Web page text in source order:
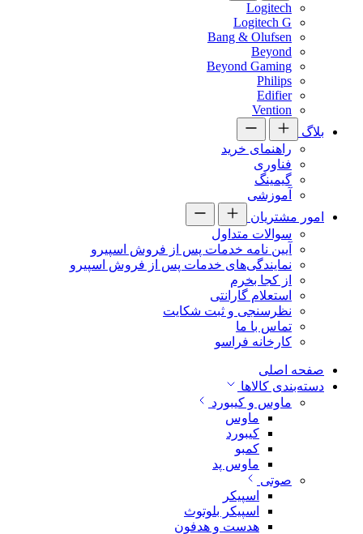
Logitech
Logitech G
Bang & Olufsen
Beyond
Beyond Gaming
Philips
Edifier
Vention
بلاگ
راهنمای خرید
فناوری
گیمینگ
آموزشی
امور مشتریان
سوالات متداول
آیین نامه خدمات پس از فروش اسپیرو
نمایندگی‌های خدمات پس از فروش اسپیرو
از کجا بخرم
استعلام گارانتی
نظرسنجی و ثبت شکایت
تماس با ما
کارخانه فراسو
صفحه اصلی
دسته‌بندی کالاها
ماوس و کیبورد
ماوس
کیبورد
کمبو
ماوس پد
صوتی
اسپیکر
اسپیکر بلوتوث
هدست و هدفون